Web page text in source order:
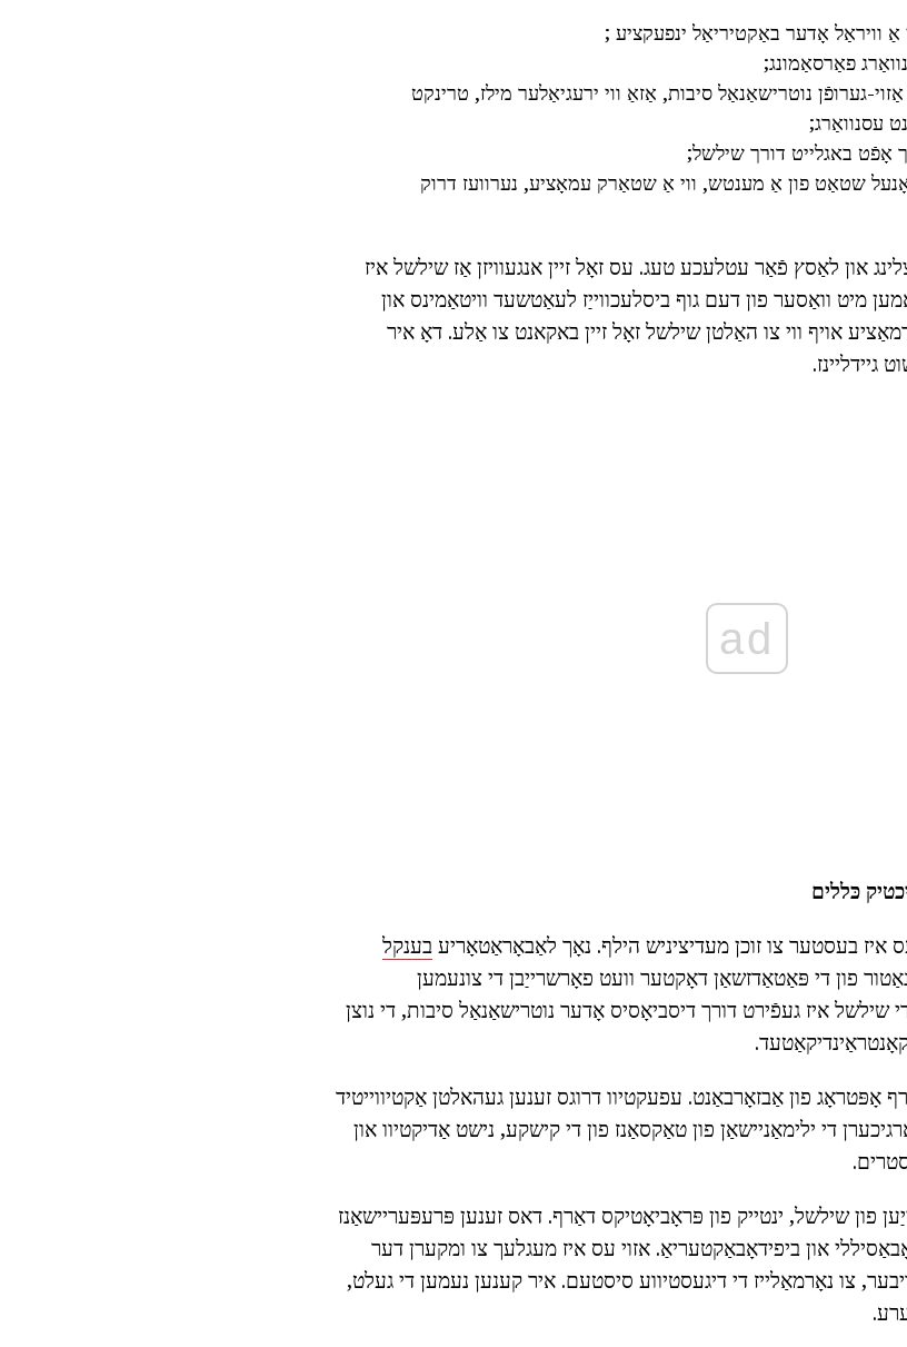
וויראַל אָדער באַקטיריאַל ינפעקציע ;
פאַרסאַמונג;
גערופֿן נוטרישאַנאַל סיבות, אַזאַ ווי ירעגיאַלער מילז, טרינקט
עסנוואַרג;
אָפֿט באגלייט דורך שילשל;
שטאַט פון אַ מענטש, ווי אַ שטאַרק עמאָציע, נערוועז דרוק
און לאַסץ פֿאַר עטלעכע טעג. עס זאָל זיין אנגעוויזן אַז שילשל איז
מיט וואַסער פון דעם גוף ביסלעכווייַז לעאַטשעד וויטאַמינס און
אויף ווי צו האַלטן שילשל זאָל זיין באקאנט צו אַלע. דאָ איר
ad
כּללים
איז בעסטער צו זוכן מעדיציניש הילף. נאָך לאַבאָראַטאָריעבענקל
פון די פּאַטאַדזשאַן דאָקטער וועט פאָרשרייַבן די צונעמען
שילשל איז געפֿירט דורך דיסביאָסיס אָדער נוטרישאַנאַל סיבות, די נוצן
אָפּטראָג פון אַבזאָרבאַנט. עפעקטיוו דרוגס זענען געהאלטן אַקטיווייטיד
די ילימאַניישאַן פון טאַקסאַנז פון די קישקע, נישט אַדיקטיוו און
פון שילשל, ינטייק פון פּראָביאָטיקס דאַרף. דאס זענען פּרעפּעריישאַנז
און ביפידאָבאַקטעריאַ. אזוי עס איז מעגלעך צו ומקערן דער
צו נאָרמאַלייז די דיגעסטיווע סיסטעם. איר קענען נעמען די געלט,